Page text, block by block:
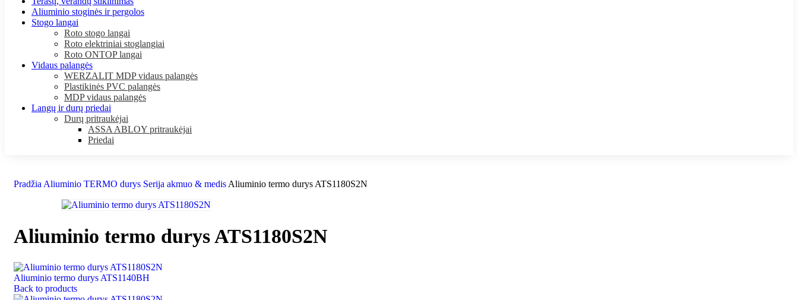
Aliuminio stoginės ir pergolos
Stogo langai
Roto stogo langai
Roto elektriniai stoglangiai
Roto ONTOP langai
Vidaus palangės
WERZALIT MDP vidaus palangės
Plastikinės PVC palangės
MDP vidaus palangės
Langų ir durų priedai
Durų pritraukėjai
ASSA ABLOY pritraukėjai
Priedai
Pradžia Aliuminio TERMO durys Serija akmuo & medis Aliuminio termo durys ATS1180S2N
Aliuminio termo durys ATS1180S2N
Aliuminio termo durys ATS1140BH
Back to products